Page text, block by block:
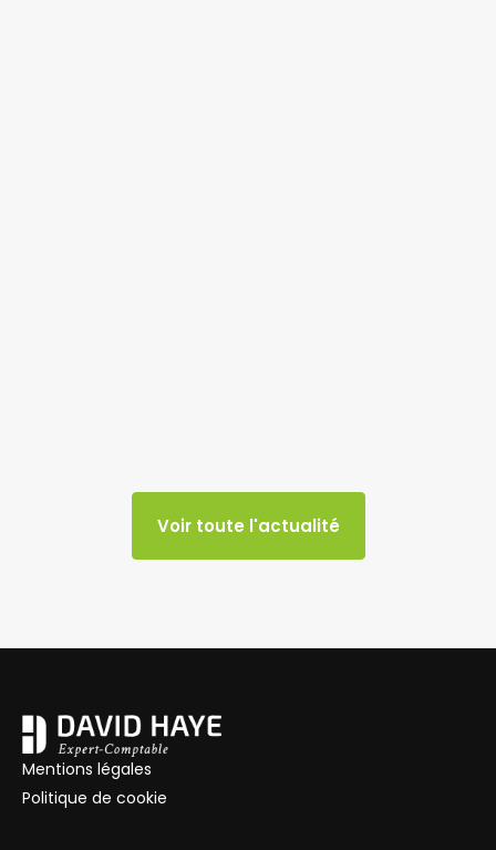
Voir toute l'actualité
Mentions légales
Politique de cookie